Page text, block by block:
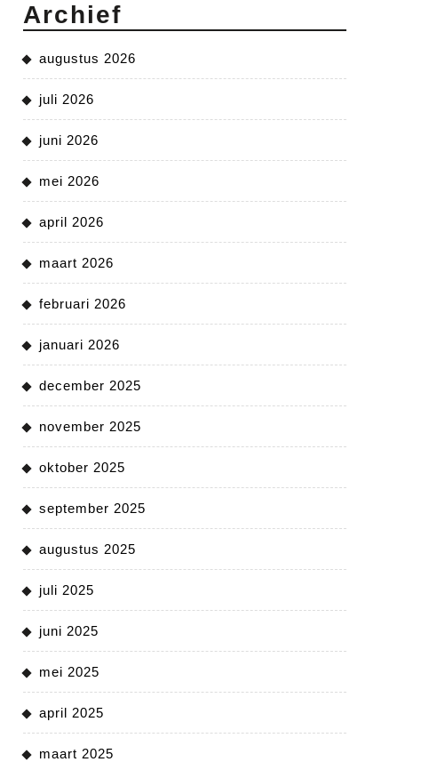
Archief
augustus 2026
juli 2026
juni 2026
mei 2026
april 2026
maart 2026
februari 2026
januari 2026
december 2025
november 2025
oktober 2025
september 2025
augustus 2025
juli 2025
juni 2025
mei 2025
april 2025
maart 2025